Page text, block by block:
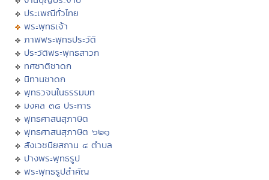
ประเพณีทั่วไทย
พระพุทธเจ้า
ภาพพระพุทธประวัติ
ประวัติพระพุทธสาวก
ทศชาติชาดก
นิทานชาดก
พุทธวจนในธรรมบท
มงคล ๓๘ ประการ
พุทธศาสนสุภาษิต
พุทธศาสนสุภาษิต ๖๒๑
สังเวชนียสถาน ๔ ตำบล
ปางพระพุทธรูป
พระพุทธรูปสำคัญ